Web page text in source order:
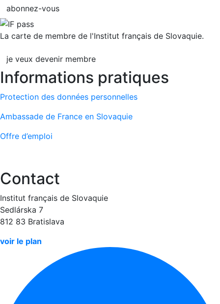
abonnez-vous
La carte de membre de l'Institut français de Slovaquie.
je veux devenir membre
Informations pratiques
Protection des données personnelles
Ambassade de France en Slovaquie
Offre d’emploi
Contact
Institut français de Slovaquie
Sedlárska 7
812 83 Bratislava
voir le plan